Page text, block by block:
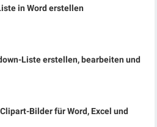
in Word erstellen
Liste erstellen, bearbeiten und
Bilder für Word, Excel und